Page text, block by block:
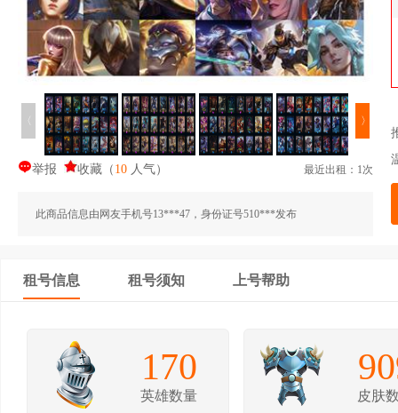
〈 〉
举报 收藏 （ 10 人气） 最近出租：1次
此商品信息由网友手机号13***47，身份证号510***发布
租号信息 租号须知 上号帮助
170
英雄数量 皮肤